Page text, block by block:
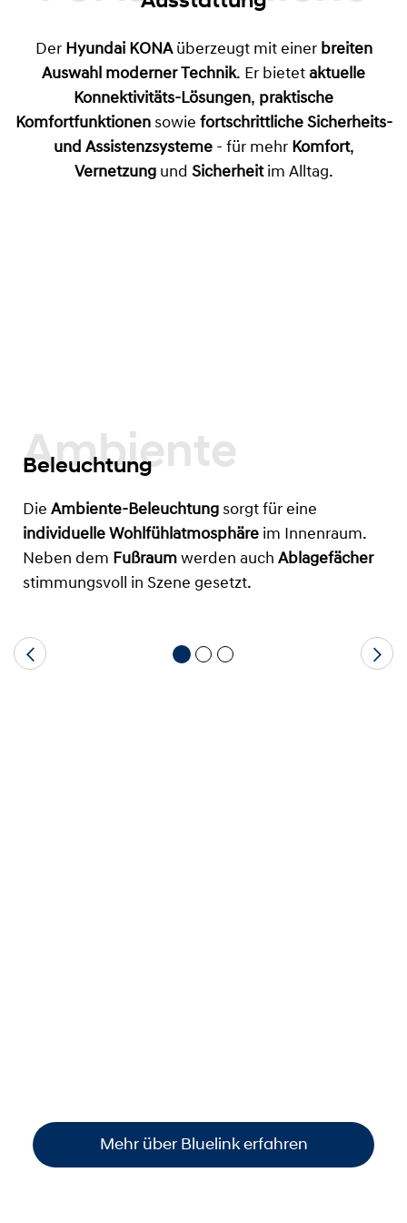
Der Hyundai KONAüberzeugt mit einer breiten
Auswahl moderner Technik. Er bietet aktuelle
Konnektivitäts-Lösungen, praktische
Komfortfunktionensowie fortschrittliche Sicherheits-
und Assistenzsysteme- für mehr Komfort,
Vernetzungund Sicherheitim Alltag.
Ambiente
Beleuchtung
Die Ambiente-Beleuchtung sorgt für eine
individuelle Wohlfühlatmosphäre im Innenraum.
Neben dem Fußraum werden auch Ablagefächer
stimmungsvoll in Szene gesetzt.
Mehr über Bluelink erfahren